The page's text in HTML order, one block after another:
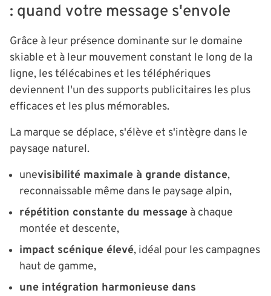
: quand votre message s'envole
Grâce à leur présence dominante sur le domaine
skiable et à leur mouvement constant le long de la
ligne, les télécabines et les téléphériques
deviennent l'un des supports publicitaires les plus
efficaces et les plus mémorables.
La marque se déplace, s'élève et s'intègre dans le
paysage naturel.
unevisibilité maximale à grande distance,
reconnaissable même dans le paysage alpin,
répétition constante du message à chaque
montée et descente,
impact scénique élevé, idéal pour les campagnes
haut de gamme,
une intégration harmonieuse dans